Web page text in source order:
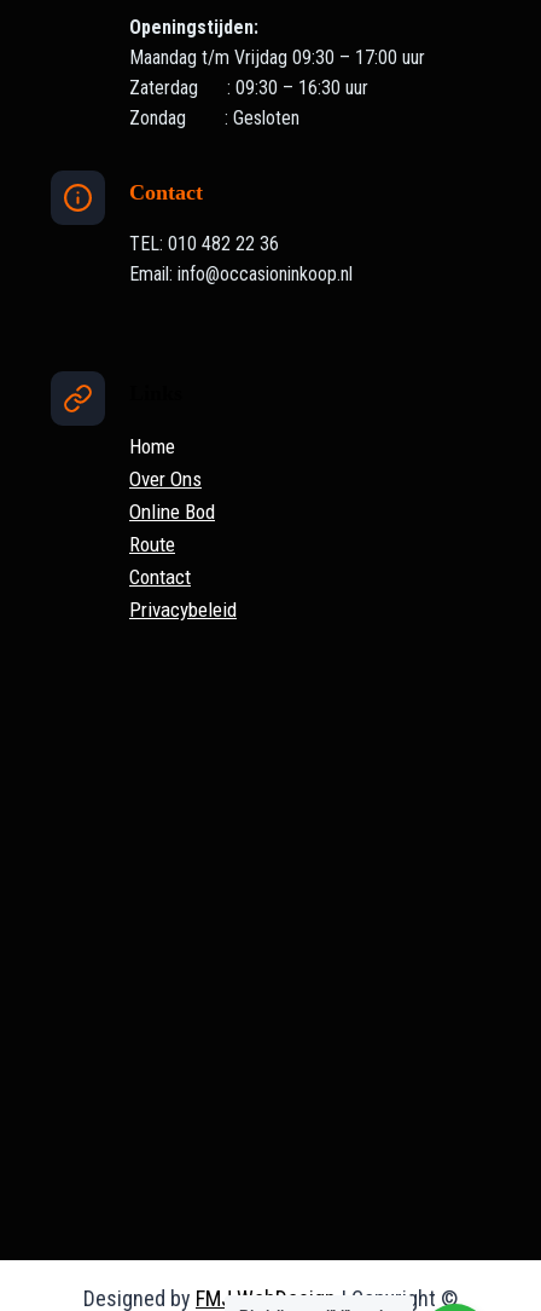
Openingstijden:
Maandag t/m Vrijdag 09:30 – 17:00 uur
Zaterdag : 09:30 – 16:30 uur
Zondag : Gesloten
Contact
TEL: 010 482 22 36
Email: info@occasioninkoop.nl
Home
Over Ons
Online Bod
Route
Contact
Privacybeleid
Designed by FMJ WebDesign | Copyright ©